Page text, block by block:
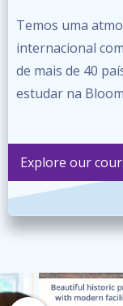
Temos uma
internacional
de mais de 40
estudar na
Explore our